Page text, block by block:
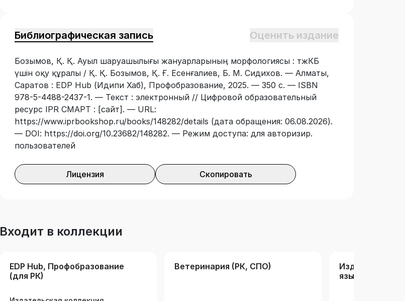
Библиографическая запись Оценить издание
Бозымов, Қ. Қ. Ауыл шаруашылығы жануарларының морфологиясы : тжКБ
үшін оқу құралы / Қ. Қ. Бозымов, Қ. Ғ. Есенғалиев, Б. М. Сидихов. — Алматы,
Саратов : EDP Hub (Идипи Хаб), Профобразование, 2025. — 350 с. — ISBN
978-5-4488-2437-1. — Текст : электронный // Цифровой образовательный
ресурс IPR СМАРТ : [сайт]. — URL:
https://www.iprbookshop.ru/books/148282/details (дата обращения: 06.08.2026).
— DOI: https://doi.org/10.23682/148282. — Режим доступа: для авторизир.
пользователей
Лицензия Скопировать
Входит в коллекции
EDP Hub, Профобразование
(для РК)
Ветеринария (РК, СПО)
Издания на
языке